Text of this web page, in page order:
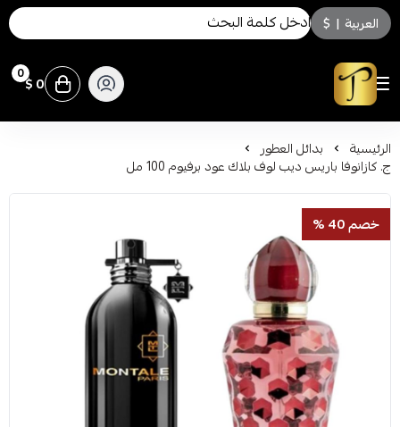
العربية |
$
توسكاني للعطور
0 0 $
الرئيسية بدائل العطور
ج. كازانوفا باريس ديب لوف بلاك عود برفيوم 100 مل
خصم 40 %